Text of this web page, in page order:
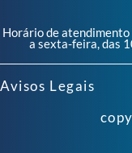
Horário de atendimento
a sexta-feira, das
Avisos Legais